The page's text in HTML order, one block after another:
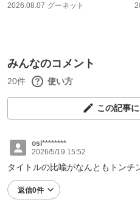
2026.08.07 グーネット
みんなのコメント
20件 使い方
この記事
osi********
2026/5/19 15:52
タイトルの比喩がなんともトンチ
返信0件